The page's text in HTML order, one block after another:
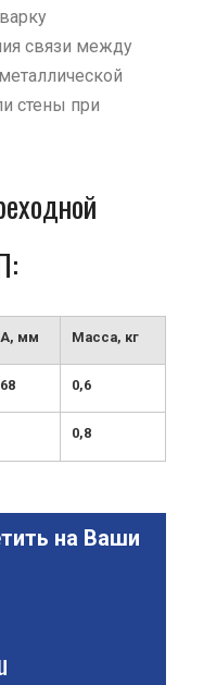
связи между
стены при
A, мм Масса, кг
68 0,6
0,8
на Ваши